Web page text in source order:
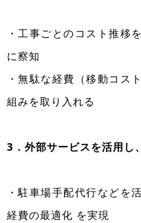
・工事ごとのコスト推移
に察知
・無駄な経費（移動コス
組みを取り入れる
3．外部サービスを活用し
・駐車場手配代行などを
経費の最適化 を実現